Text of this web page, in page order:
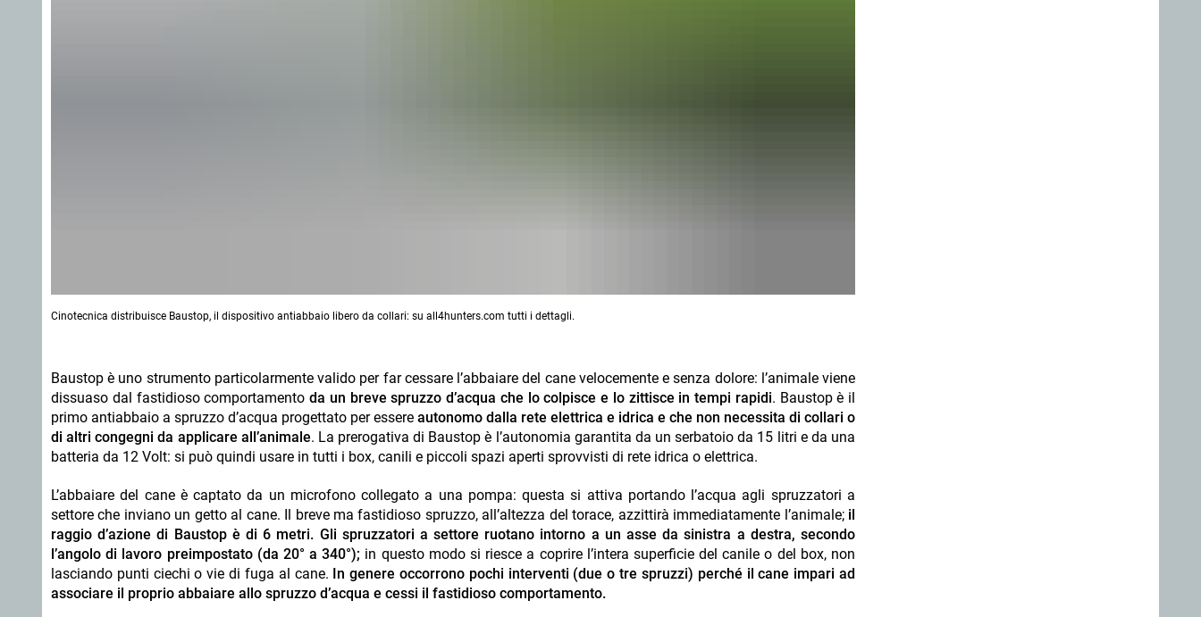
Cinotecnica distribuisce Baustop, il dispositivo antiabbaio libero da collari: su all4hunters.com tutti i dettagli.
Baustop è uno strumento particolarmente valido per far cessare l’abbaiare del cane velocemente e senza dolore: l’animale viene
dissuaso dal fastidioso comportamento da un breve spruzzo d’acqua che lo colpisce e lo zittisce in tempi rapidi. Baustop è il
primo antiabbaio a spruzzo d’acqua progettato per essere autonomo dalla rete elettrica e idrica e che non necessita di collari o
di altri congegni da applicare all’animale. La prerogativa di Baustop è l’autonomia garantita da un serbatoio da 15 litri e da una
batteria da 12 Volt: si può quindi usare in tutti i box, canili e piccoli spazi aperti sprovvisti di rete idrica o elettrica.
L’abbaiare del cane è captato da un microfono collegato a una pompa: questa si attiva portando l’acqua agli spruzzatori a
settore che inviano un getto al cane. Il breve ma fastidioso spruzzo, all’altezza del torace, azzittirà immediatamente l’animale; il
raggio d’azione di Baustop è di 6 metri. Gli spruzzatori a settore ruotano intorno a un asse da sinistra a destra, secondo
l’angolo di lavoro preimpostato (da 20° a 340°); in questo modo si riesce a coprire l’intera superficie del canile o del box, non
lasciando punti ciechi o vie di fuga al cane. In genere occorrono pochi interventi (due o tre spruzzi) perché il cane impari ad
associare il proprio abbaiare allo spruzzo d’acqua e cessi il fastidioso comportamento.